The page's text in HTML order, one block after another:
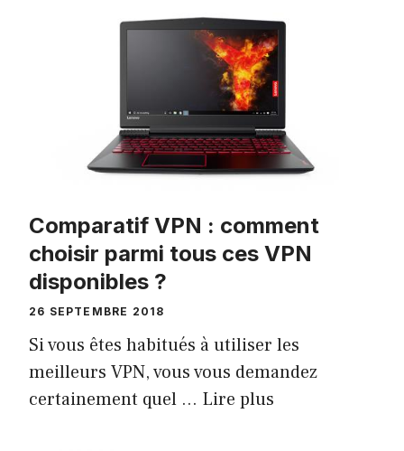
Comparatif VPN : comment
choisir parmi tous ces VPN
disponibles ?
26 SEPTEMBRE 2018
Si vous êtes habitués à utiliser les
meilleurs VPN, vous vous demandez
certainement quel … Lire plus